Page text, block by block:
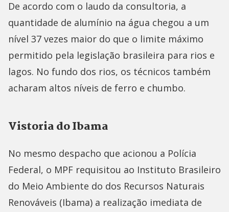
De acordo com o laudo da consultoria, a
quantidade de alumínio na água chegou a um
nível 37 vezes maior do que o limite máximo
permitido pela legislação brasileira para rios e
lagos. No fundo dos rios, os técnicos também
acharam altos níveis de ferro e chumbo.
Vistoria do Ibama
No mesmo despacho que acionou a Polícia
Federal, o MPF requisitou ao Instituto Brasileiro
do Meio Ambiente do dos Recursos Naturais
Renováveis (Ibama) a realização imediata de